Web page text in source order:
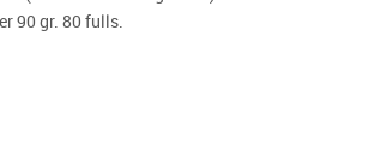
90 gr. 80 fulls.